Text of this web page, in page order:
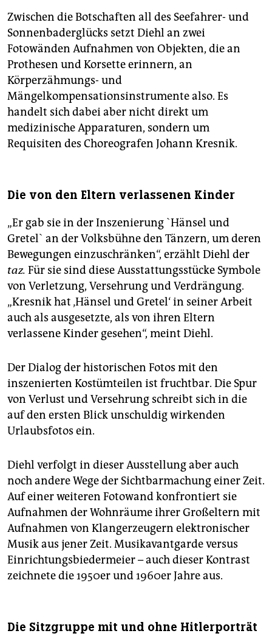
Zwischen die Botschaften all des Seefahrer- und
Sonnenbaderglücks setzt Diehl an zwei
Fotowänden Aufnahmen von Objekten, die an
Prothesen und Korsette erinnern, an
Körperzähmungs- und
Mängelkompensationsinstrumente also. Es
handelt sich dabei aber nicht direkt um
medizinische Apparaturen, sondern um
Requisiten des Choreografen Johann Kresnik.
Die von den Eltern verlassenen Kinder
„Er gab sie in der Inszenierung `Hänsel und
Gretel` an der Volksbühne den Tänzern, um deren
Bewegungen einzuschränken“, erzählt Diehl der
taz. Für sie sind diese Ausstattungsstücke Symbole
von Verletzung, Versehrung und Verdrängung.
„Kresnik hat ‚Hänsel und Gretel‘ in seiner Arbeit
auch als ausgesetzte, als von ihren Eltern
verlassene Kinder gesehen“, meint Diehl.
Der Dialog der historischen Fotos mit den
inszenierten Kostümteilen ist fruchtbar. Die Spur
von Verlust und Versehrung schreibt sich in die
auf den ersten Blick unschuldig wirkenden
Urlaubsfotos ein.
Diehl verfolgt in dieser Ausstellung aber auch
noch andere Wege der Sichtbarmachung einer Zeit.
Auf einer weiteren Fotowand konfrontiert sie
Aufnahmen der Wohnräume ihrer Großeltern mit
Aufnahmen von Klangerzeugern elektronischer
Musik aus jener Zeit. Musikavantgarde versus
Einrichtungsbiedermeier – auch dieser Kontrast
zeichnete die 1950er und 1960er Jahre aus.
Die Sitzgruppe mit und ohne Hitlerporträt